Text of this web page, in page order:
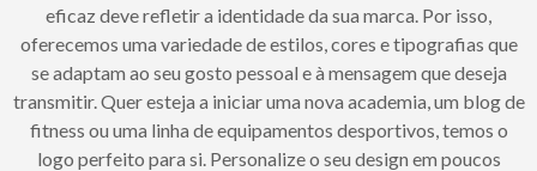
eficaz deve refletir a identidade da sua marca. Por isso,
oferecemos uma variedade de estilos, cores e tipografias que
se adaptam ao seu gosto pessoal e à mensagem que deseja
transmitir. Quer esteja a iniciar uma nova academia, um blog de
fitness ou uma linha de equipamentos desportivos, temos o
logo perfeito para si. Personalize o seu design em poucos